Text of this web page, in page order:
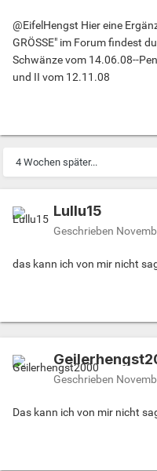
@EifelHengst Hier eine
GRÖSSE" im Forum findest
Schwänze vom 14.06.08--
und II vom 12.11.08
4 Wochen später...
Lullu15
Geschrieben
das kann ich von mir nicht
Geschrieben
Das kann ich von mir nicht